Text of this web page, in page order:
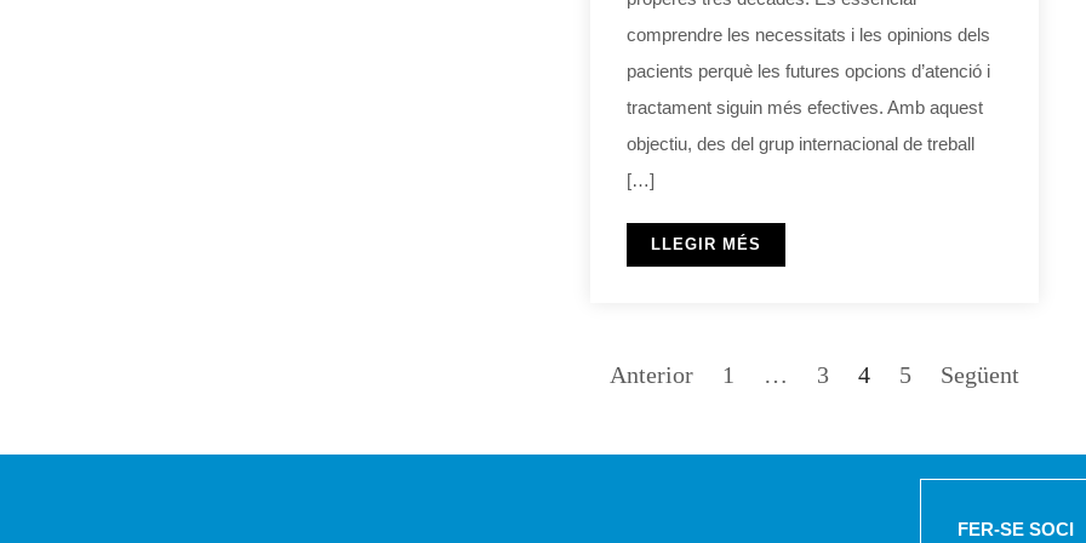
comprendre les necessitats i les opinions dels
pacients perquè les futures opcions d’atenció i
tractament siguin més efectives. Amb aquest
objectiu, des del grup internacional de treball
[…]
LLEGIR MÉS
Anterior 1 … 3 4 5 Següent
FER-SE SOCI